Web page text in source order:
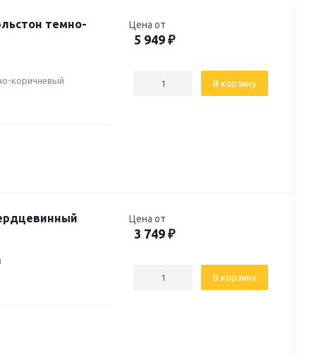
темно-
коричневый
Цена от
5 949 ₽
В корзину
Цена от
3 749 ₽
В корзину